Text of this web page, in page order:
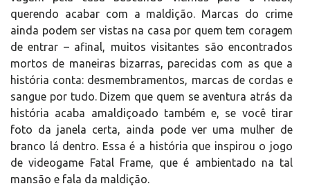
querendo acabar com a maldição. Marcas do crime
ainda podem ser vistas na casa por quem tem coragem
de entrar – afinal, muitos visitantes são encontrados
mortos de maneiras bizarras, parecidas com as que a
história conta: desmembramentos, marcas de cordas e
sangue por tudo. Dizem que quem se aventura atrás da
história acaba amaldiçoado também e, se você tirar
foto da janela certa, ainda pode ver uma mulher de
branco lá dentro. Essa é a história que inspirou o jogo
de videogame Fatal Frame, que é ambientado na tal
mansão e fala da maldição.